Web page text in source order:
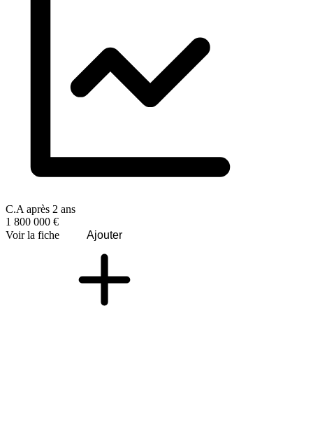
C.A après 2 ans
1 800 000 €
Voir la fiche
Ajouter